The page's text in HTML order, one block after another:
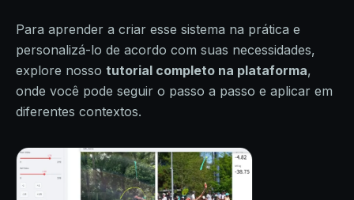
Para aprender a criar esse sistema na prática e
personalizá-lo de acordo com suas necessidades,
explore nosso tutorial completo na plataforma,
onde você pode seguir o passo a passo e aplicar em
diferentes contextos.